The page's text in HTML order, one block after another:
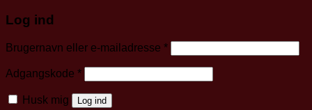
Log ind
Brugernavn eller e-mailadresse *Påkrævet
Adgangskode *Påkrævet
Husk mig Log ind